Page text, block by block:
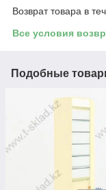
Возврат товара в
Все условия
Подобные